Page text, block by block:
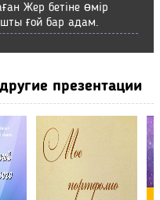
Жер бетіне өмір
ғой бар адам.
презентации